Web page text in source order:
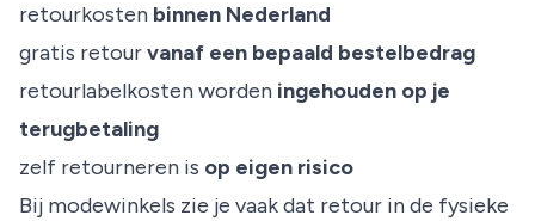
retourkosten binnen Nederland
gratis retourvanaf een bepaald bestelbedrag
retourlabelkosten worden ingehouden op je
terugbetaling
zelf retourneren is op eigen risico
Bij modewinkels zie je vaak dat retour in de fysieke